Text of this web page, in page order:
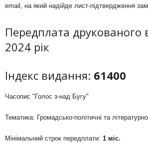
email, на який надійде лист-підтвердження
Передплата друкованого
2024 рік
Індекс видання: 61400
Часопис "Голос з-над Бугу"
Тематика: Громадсько-політичні та
Мінімальний строк передплати: 1 міс.